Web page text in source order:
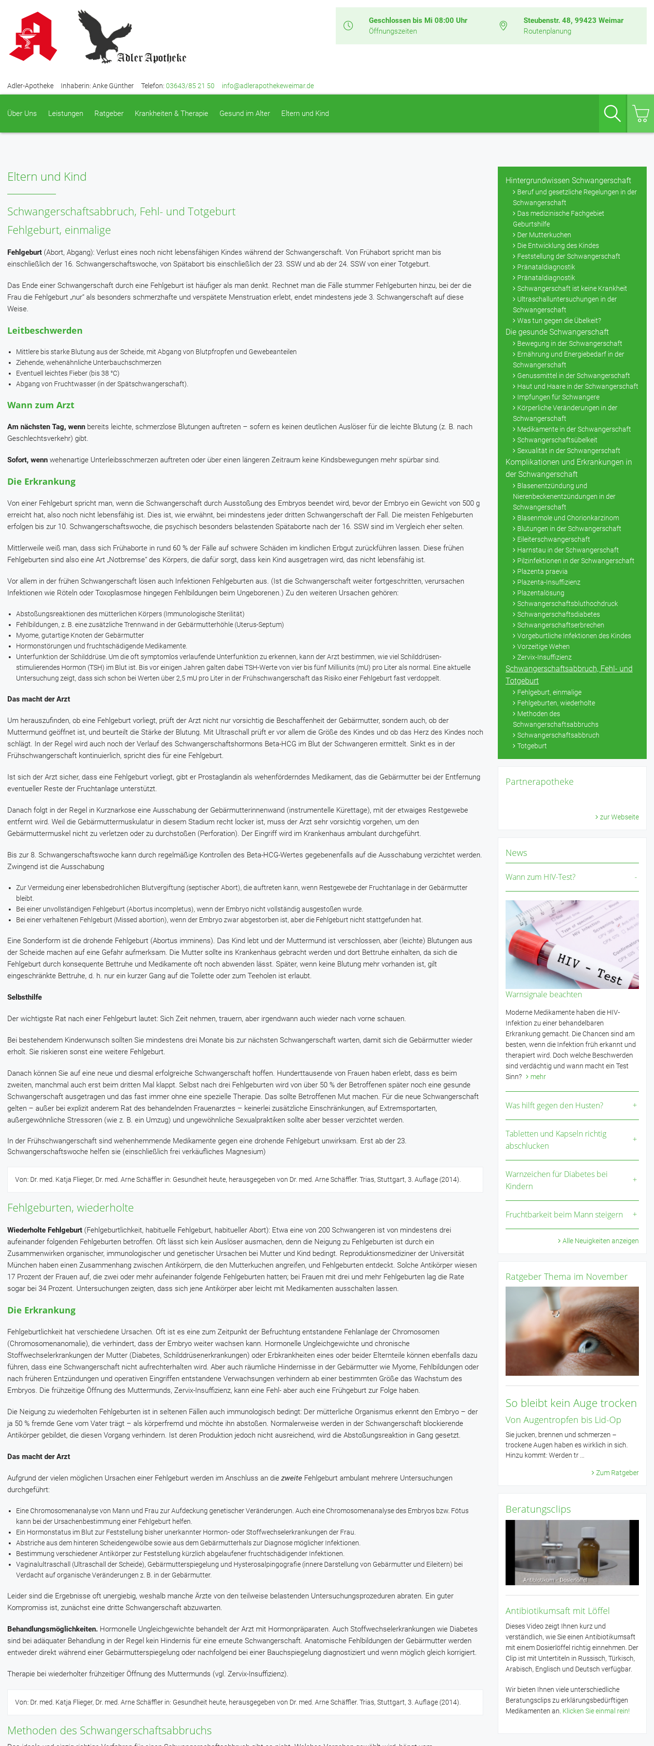
Geschlossen bis Mi 08:00 Uhr
Öffnungszeiten
Steubenstr. 48, 99423 Weimar
Routenplanung
Adler-Apotheke Inhaberin: Anke Günther Telefon: 03643/85 21 50 info@adlerapothekeweimar.de
Über Uns Leistungen Ratgeber Krankheiten & Therapie Gesund im Alter Eltern und Kind
Suche
Eltern und Kind
Schwangerschaftsabbruch, Fehl- und Totgeburt
Fehlgeburt, einmalige
Fehlgeburt (Abort, Abgang): Verlust eines noch nicht lebensfähigen Kindes während der Schwangerschaft. Von Frühabort spricht man bis
einschließlich der 16. Schwangerschaftswoche, von Spätabort bis einschließlich der 23. SSW und ab der 24. SSW von einer Totgeburt.
Das Ende einer Schwangerschaft durch eine Fehlgeburt ist häufiger als man denkt. Rechnet man die Fälle stummer Fehlgeburten hinzu, bei der die
Frau die Fehlgeburt „nur“ als besonders schmerzhafte und verspätete Menstruation erlebt, endet mindestens jede 3. Schwangerschaft auf diese
Weise.
Leitbeschwerden
Mittlere bis starke Blutung aus der Scheide, mit Abgang von Blutpfropfen und Gewebeanteilen
Ziehende, wehenähnliche Unterbauchschmerzen
Eventuell leichtes Fieber (bis 38 °C)
Abgang von Fruchtwasser (in der Spätschwangerschaft).
Wann zum Arzt
Am nächsten Tag, wenn bereits leichte, schmerzlose Blutungen auftreten – sofern es keinen deutlichen Auslöser für die leichte Blutung (z. B. nach
Geschlechtsverkehr) gibt.
Sofort, wenn wehenartige Unterleibsschmerzen auftreten oder über einen längeren Zeitraum keine Kindsbewegungen mehr spürbar sind.
Die Erkrankung
Von einer Fehlgeburt spricht man, wenn die Schwangerschaft durch Ausstoßung des Embryos beendet wird, bevor der Embryo ein Gewicht von 500 g
erreicht hat, also noch nicht lebensfähig ist. Dies ist, wie erwähnt, bei mindestens jeder dritten Schwangerschaft der Fall. Die meisten Fehlgeburten
erfolgen bis zur 10. Schwangerschaftswoche, die psychisch besonders belastenden Spätaborte nach der 16. SSW sind im Vergleich eher selten.
Mittlerweile weiß man, dass sich Frühaborte in rund 60 % der Fälle auf schwere Schäden im kindlichen Erbgut zurückführen lassen. Diese frühen
Fehlgeburten sind also eine Art „Notbremse“ des Körpers, die dafür sorgt, dass kein Kind ausgetragen wird, das nicht lebensfähig ist.
Vor allem in der frühen Schwangerschaft lösen auch Infektionen Fehlgeburten aus. (Ist die Schwangerschaft weiter fortgeschritten, verursachen
Infektionen wie Röteln oder Toxoplasmose hingegen Fehlbildungen beim Ungeborenen.) Zu den weiteren Ursachen gehören:
Abstoßungsreaktionen des mütterlichen Körpers (Immunologische Sterilität)
Fehlbildungen, z. B. eine zusätzliche Trennwand in der Gebärmutterhöhle (Uterus-Septum)
Myome, gutartige Knoten der Gebärmutter
Hormonstörungen und fruchtschädigende Medikamente.
Unterfunktion der Schilddrüse. Um die oft symptomlos verlaufende Unterfunktion zu erkennen, kann der Arzt bestimmen, wie viel Schilddrüsen-
stimulierendes Hormon (TSH) im Blut ist. Bis vor einigen Jahren galten dabei TSH-Werte von vier bis fünf Milliunits (mU) pro Liter als normal. Eine aktuelle
Untersuchung zeigt, dass sich schon bei Werten über 2,5 mU pro Liter in der Frühschwangerschaft das Risiko einer Fehlgeburt fast verdoppelt.
Das macht der Arzt
Um herauszufinden, ob eine Fehlgeburt vorliegt, prüft der Arzt nicht nur vorsichtig die Beschaffenheit der Gebärmutter, sondern auch, ob der
Muttermund geöffnet ist, und beurteilt die Stärke der Blutung. Mit Ultraschall prüft er vor allem die Größe des Kindes und ob das Herz des Kindes noch
schlägt. In der Regel wird auch noch der Verlauf des Schwangerschaftshormons Beta-HCG im Blut der Schwangeren ermittelt. Sinkt es in der
Frühschwangerschaft kontinuierlich, spricht dies für eine Fehlgeburt.
Ist sich der Arzt sicher, dass eine Fehlgeburt vorliegt, gibt er Prostaglandin als wehenförderndes Medikament, das die Gebärmutter bei der Entfernung
eventueller Reste der Fruchtanlage unterstützt.
Danach folgt in der Regel in Kurznarkose eine Ausschabung der Gebärmutterinnenwand (instrumentelle Kürettage), mit der etwaiges Restgewebe
entfernt wird. Weil die Gebärmuttermuskulatur in diesem Stadium recht locker ist, muss der Arzt sehr vorsichtig vorgehen, um den
Gebärmuttermuskel nicht zu verletzen oder zu durchstoßen (Perforation). Der Eingriff wird im Krankenhaus ambulant durchgeführt.
Bis zur 8. Schwangerschaftswoche kann durch regelmäßige Kontrollen des Beta-HCG-Wertes gegebenenfalls auf die Ausschabung verzichtet werden.
Zwingend ist die Ausschabung
Zur Vermeidung einer lebensbedrohlichen Blutvergiftung (septischer Abort), die auftreten kann, wenn Restgewebe der Fruchtanlage in der Gebärmutter
bleibt.
Bei einer unvollständigen Fehlgeburt (Abortus incompletus), wenn der Embryo nicht vollständig ausgestoßen wurde.
Bei einer verhaltenen Fehlgeburt (Missed abortion), wenn der Embryo zwar abgestorben ist, aber die Fehlgeburt nicht stattgefunden hat.
Eine Sonderform ist die drohende Fehlgeburt (Abortus imminens). Das Kind lebt und der Muttermund ist verschlossen, aber (leichte) Blutungen aus
der Scheide machen auf eine Gefahr aufmerksam. Die Mutter sollte ins Krankenhaus gebracht werden und dort Bettruhe einhalten, da sich die
Fehlgeburt durch konsequente Bettruhe und Medikamente oft noch abwenden lässt. Später, wenn keine Blutung mehr vorhanden ist, gilt
eingeschränkte Bettruhe, d. h. nur ein kurzer Gang auf die Toilette oder zum Teeholen ist erlaubt.
Selbsthilfe
Der wichtigste Rat nach einer Fehlgeburt lautet: Sich Zeit nehmen, trauern, aber irgendwann auch wieder nach vorne schauen.
Bei bestehendem Kinderwunsch sollten Sie mindestens drei Monate bis zur nächsten Schwangerschaft warten, damit sich die Gebärmutter wieder
erholt. Sie riskieren sonst eine weitere Fehlgeburt.
Danach können Sie auf eine neue und diesmal erfolgreiche Schwangerschaft hoffen. Hunderttausende von Frauen haben erlebt, dass es beim
zweiten, manchmal auch erst beim dritten Mal klappt. Selbst nach drei Fehlgeburten wird von über 50 % der Betroffenen später noch eine gesunde
Schwangerschaft ausgetragen und das fast immer ohne eine spezielle Therapie. Das sollte Betroffenen Mut machen. Für die neue Schwangerschaft
gelten – außer bei explizit anderem Rat des behandelnden Frauenarztes – keinerlei zusätzliche Einschränkungen, auf Extremsportarten,
außergewöhnliche Stressoren (wie z. B. ein Umzug) und ungewöhnliche Sexualpraktiken sollte aber besser verzichtet werden.
In der Frühschwangerschaft sind wehenhemmende Medikamente gegen eine drohende Fehlgeburt unwirksam. Erst ab der 23.
Schwangerschaftswoche helfen sie (einschließlich frei verkäufliches Magnesium)
Von: Dr. med. Katja Flieger, Dr. med. Arne Schäffler in: Gesundheit heute, herausgegeben von Dr. med. Arne Schäffler. Trias, Stuttgart, 3. Auflage (2014).
Fehlgeburten, wiederholte
Wiederholte Fehlgeburt (Fehlgeburtlichkeit, habituelle Fehlgeburt, habitueller Abort): Etwa eine von 200 Schwangeren ist von mindestens drei
aufeinander folgenden Fehlgeburten betroffen. Oft lässt sich kein Auslöser ausmachen, denn die Neigung zu Fehlgeburten ist durch ein
Zusammenwirken organischer, immunologischer und genetischer Ursachen bei Mutter und Kind bedingt. Reproduktionsmediziner der Universität
München haben einen Zusammenhang zwischen Antikörpern, die den Mutterkuchen angreifen, und Fehlgeburten entdeckt. Solche Antikörper wiesen
17 Prozent der Frauen auf, die zwei oder mehr aufeinander folgende Fehlgeburten hatten; bei Frauen mit drei und mehr Fehlgeburten lag die Rate
sogar bei 34 Prozent. Untersuchungen zeigten, dass sich jene Antikörper aber leicht mit Medikamenten ausschalten lassen.
Die Erkrankung
Fehlgeburtlichkeit hat verschiedene Ursachen. Oft ist es eine zum Zeitpunkt der Befruchtung entstandene Fehlanlage der Chromosomen
(Chromosomenanomalie), die verhindert, dass der Embryo weiter wachsen kann. Hormonelle Ungleichgewichte und chronische
Stoffwechselerkrankungen der Mutter (Diabetes, Schilddrüsenerkrankungen) oder Erbkrankheiten eines oder beider Elternteile können ebenfalls dazu
führen, dass eine Schwangerschaft nicht aufrechterhalten wird. Aber auch räumliche Hindernisse in der Gebärmutter wie Myome, Fehlbildungen oder
nach früheren Entzündungen und operativen Eingriffen entstandene Verwachsungen verhindern ab einer bestimmten Größe das Wachstum des
Embryos. Die frühzeitige Öffnung des Muttermunds, Zervix-Insuffizienz, kann eine Fehl- aber auch eine Frühgeburt zur Folge haben.
Die Neigung zu wiederholten Fehlgeburten ist in seltenen Fällen auch immunologisch bedingt: Der mütterliche Organismus erkennt den Embryo – der
ja 50 % fremde Gene vom Vater trägt – als körperfremd und möchte ihn abstoßen. Normalerweise werden in der Schwangerschaft blockierende
Antikörper gebildet, die diesen Vorgang verhindern. Ist deren Produktion jedoch nicht ausreichend, wird die Abstoßungsreaktion in Gang gesetzt.
Das macht der Arzt
Aufgrund der vielen möglichen Ursachen einer Fehlgeburt werden im Anschluss an die zweite Fehlgeburt ambulant mehrere Untersuchungen
durchgeführt:
Eine Chromosomenanalyse von Mann und Frau zur Aufdeckung genetischer Veränderungen. Auch eine Chromosomenanalyse des Embryos bzw. Fötus
kann bei der Ursachenbestimmung einer Fehlgeburt helfen.
Ein Hormonstatus im Blut zur Feststellung bisher unerkannter Hormon- oder Stoffwechselerkrankungen der Frau.
Abstriche aus dem hinteren Scheidengewölbe sowie aus dem Gebärmutterhals zur Diagnose möglicher Infektionen.
Bestimmung verschiedener Antikörper zur Feststellung kürzlich abgelaufener fruchtschädigender Infektionen.
Vaginalultraschall (Ultraschall der Scheide), Gebärmutterspiegelung und Hysterosalpingografie (innere Darstellung von Gebärmutter und Eileitern) bei
Verdacht auf organische Veränderungen z. B. in der Gebärmutter.
Leider sind die Ergebnisse oft unergiebig, weshalb manche Ärzte von den teilweise belastenden Untersuchungsprozeduren abraten. Ein guter
Kompromiss ist, zunächst eine dritte Schwangerschaft abzuwarten.
Behandlungsmöglichkeiten. Hormonelle Ungleichgewichte behandelt der Arzt mit Hormonpräparaten. Auch Stoffwechselerkrankungen wie Diabetes
sind bei adäquater Behandlung in der Regel kein Hindernis für eine erneute Schwangerschaft. Anatomische Fehlbildungen der Gebärmutter werden
entweder direkt während einer Gebärmutterspiegelung oder nachfolgend bei einer Bauchspiegelung diagnostiziert und wenn möglich gleich korrigiert.
Therapie bei wiederholter frühzeitiger Öffnung des Muttermunds (vgl. Zervix-Insuffizienz).
Von: Dr. med. Katja Flieger, Dr. med. Arne Schäffler in: Gesundheit heute, herausgegeben von Dr. med. Arne Schäffler. Trias, Stuttgart, 3. Auflage (2014).
Methoden des Schwangerschaftsabbruchs
Hintergrundwissen Schwangerschaft
Beruf und gesetzliche Regelungen in der
Schwangerschaft
Das medizinische Fachgebiet
Geburtshilfe
Der Mutterkuchen
Die Entwicklung des Kindes
Feststellung der Schwangerschaft
Pränataldiagnostik
Pränataldiagnostik
Schwangerschaft ist keine Krankheit
Ultraschalluntersuchungen in der
Schwangerschaft
Was tun gegen die Übelkeit?
Die gesunde Schwangerschaft
Bewegung in der Schwangerschaft
Ernährung und Energiebedarf in der
Schwangerschaft
Genussmittel in der Schwangerschaft
Haut und Haare in der Schwangerschaft
Impfungen für Schwangere
Körperliche Veränderungen in der
Schwangerschaft
Medikamente in der Schwangerschaft
Schwangerschaftsübelkeit
Sexualität in der Schwangerschaft
Komplikationen und Erkrankungen in
der Schwangerschaft
Blasenentzündung und
Nierenbeckenentzündungen in der
Schwangerschaft
Blasenmole und Chorionkarzinom
Blutungen in der Schwangerschaft
Eileiterschwangerschaft
Harnstau in der Schwangerschaft
Pilzinfektionen in der Schwangerschaft
Plazenta praevia
Plazenta-Insuffizienz
Plazentalösung
Schwangerschaftsbluthochdruck
Schwangerschaftsdiabetes
Schwangerschaftserbrechen
Vorgeburtliche Infektionen des Kindes
Vorzeitige Wehen
Zervix-Insuffizienz
Schwangerschaftsabbruch, Fehl- und
Totgeburt
Fehlgeburt, einmalige
Fehlgeburten, wiederholte
Methoden des
Schwangerschaftsabbruchs
Schwangerschaftsabbruch
Totgeburt
Partnerapotheke
zur Webseite
News
Wann zum HIV-Test?
Warnsignale beachten
Moderne Medikamente haben die HIV-
Infektion zu einer behandelbaren
Erkrankung gemacht. Die Chancen sind am
besten, wenn die Infektion früh erkannt und
therapiert wird. Doch welche Beschwerden
sind verdächtig und wann macht ein Test
Sinn?
mehr
Was hilft gegen den Husten?
Tabletten und Kapseln richtig
abschlucken
Warnzeichen für Diabetes bei
Kindern
Fruchtbarkeit beim Mann steigern
Alle Neuigkeiten anzeigen
Ratgeber Thema im November
So bleibt kein Auge trocken
Von Augentropfen bis Lid-Op
Sie jucken, brennen und schmerzen –
trockene Augen haben es wirklich in sich.
Hinzu kommt: Werden tr ...
Zum Ratgeber
Beratungsclips
Antibiotikumsaft mit Löffel
Dieses Video zeigt Ihnen kurz und
verständlich, wie Sie einen Antibiotikumsaft
mit einem Dosierlöffel richtig einnehmen. Der
Clip ist mit Untertiteln in Russisch, Türkisch,
Arabisch, Englisch und Deutsch verfügbar.
Wir bieten Ihnen viele unterschiedliche
Beratungsclips zu erklärungsbedürftigen
Medikamenten an. Klicken Sie einmal rein!